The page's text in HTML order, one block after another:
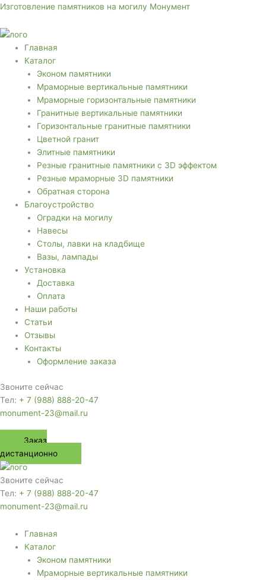
Перейти
содержимому
Изготовление памятников на могилу Монумент
Меню
Главная
Каталог
Эконом памятники
Мраморные вертикальные памятники
Мраморные горизонтальные памятники
Гранитные вертикальные памятники
Горизонтальные гранитные памятники
Цветной гранит
Элитные памятники
Резные гранитные памятники с 3D эффектом
Резные мраморные 3D памятники
Обратная сторона
Благоустройство
Оградки на могилу
Навесы
Столы, лавки на кладбище
Вазы, лампады
Установка
Доставка
Оплата
Наши работы
Статьи
Отзывы
Контакты
Оформление заказа
Звоните сейчас
Тел: + 7 (988) 888-20-47
monument-23@mail.ru
Заказ
дистанционно
Звоните сейчас
Тел: + 7 (988) 888-20-47
monument-23@mail.ru
Меню
Главная
Каталог
Эконом памятники
Мраморные вертикальные памятники